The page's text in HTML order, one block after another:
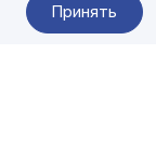
Принять